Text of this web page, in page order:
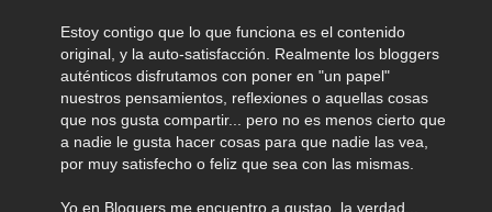
Estoy contigo que lo que funciona es el contenido
original, y la auto-satisfacción. Realmente los bloggers
auténticos disfrutamos con poner en "un papel"
nuestros pensamientos, reflexiones o aquellas cosas
que nos gusta compartir... pero no es menos cierto que
a nadie le gusta hacer cosas para que nadie las vea,
por muy satisfecho o feliz que sea con las mismas.
Yo en Bloguers me encuentro a gustao, la verdad...